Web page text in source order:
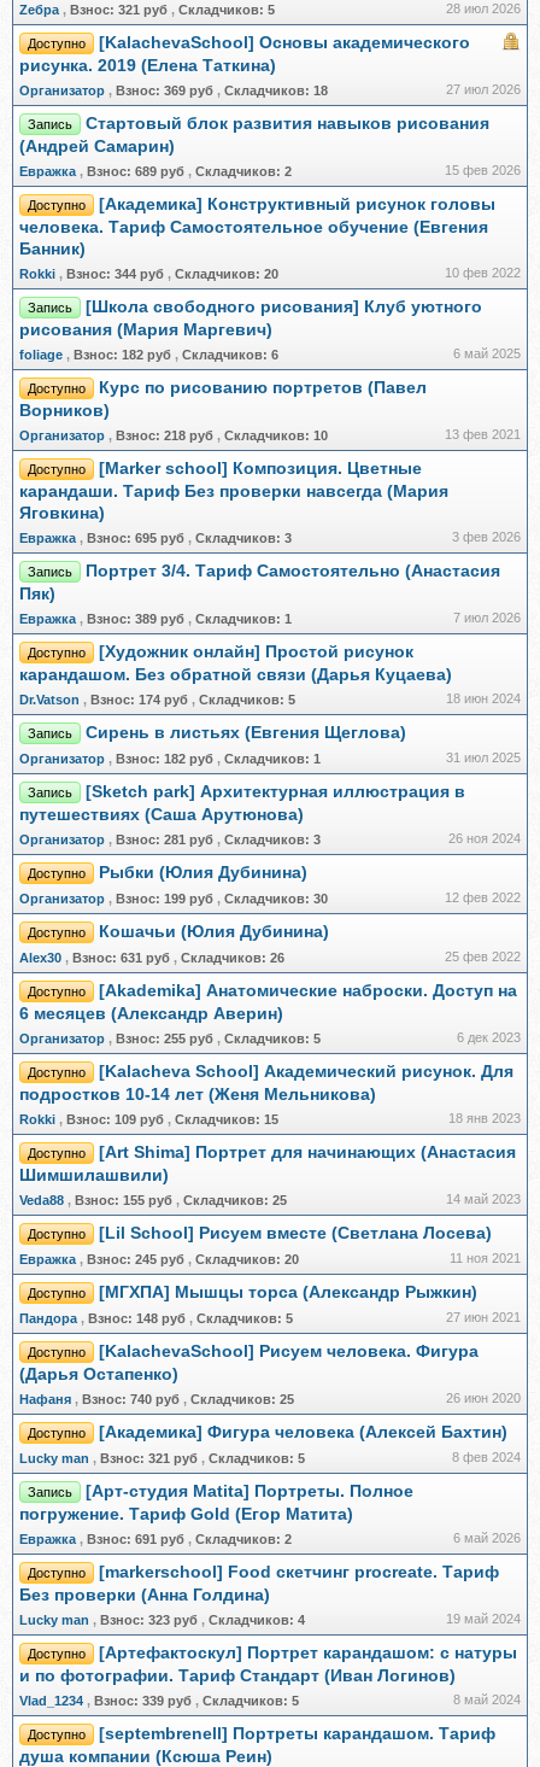
Zебра , Взнос: 321 руб , Складчиков: 5 28 июл 2026
Доступно
[KalachevaSchool] Основы академического
рисунка. 2019 (Елена Таткина)
Организатор , Взнос: 369 руб , Складчиков: 18 27 июл 2026
Запись
Стартовый блок развития навыков рисования
(Андрей Самарин)
Евражкa , Взнос: 689 руб , Складчиков: 2 15 фев 2026
Доступно
[Академика] Конструктивный рисунок головы
человека. Тариф Самостоятельное обучение (Евгения
Банник)
Rokki , Взнос: 344 руб , Складчиков: 20 10 фев 2022
Запись
[Школа свободного рисования] Клуб уютного
рисования (Мария Маргевич)
foliage , Взнос: 182 руб , Складчиков: 6 6 май 2025
Доступно
Курс по рисованию портретов (Павел
Ворников)
Организатор , Взнос: 218 руб , Складчиков: 10 13 фев 2021
Доступно
[Marker school] Композиция. Цветные
карандаши. Тариф Без проверки навсегда (Мария
Яговкина)
Евражкa , Взнос: 695 руб , Складчиков: 3 3 фев 2026
Запись
Портрет 3/4. Тариф Самостоятельно (Анастасия
Пяк)
Евражкa , Взнос: 389 руб , Складчиков: 1 7 июл 2026
Доступно
[Художник онлайн] Простой рисунок
карандашом. Без обратной связи (Дарья Куцаева)
Dr.Vatson , Взнос: 174 руб , Складчиков: 5 18 июн 2024
Запись Сирень в листьях (Евгения Щеглова)
Организатор , Взнос: 182 руб , Складчиков: 1 31 июл 2025
Запись
[Sketch park] Архитектурная иллюстрация в
путешествиях (Саша Арутюнова)
Организатор , Взнос: 281 руб , Складчиков: 3 26 ноя 2024
Доступно Рыбки (Юлия Дубинина)
Организатор , Взнос: 199 руб , Складчиков: 30 12 фев 2022
Доступно Кошачьи (Юлия Дубинина)
Alex30 , Взнос: 631 руб , Складчиков: 26 25 фев 2022
Доступно
[Akademika] Анатомические наброски. Доступ на
6 месяцев (Александр Аверин)
Организатор , Взнос: 255 руб , Складчиков: 5 6 дек 2023
Доступно
[Kalacheva School] Академический рисунок. Для
подростков 10-14 лет (Женя Мельникова)
Rokki , Взнос: 109 руб , Складчиков: 15 18 янв 2023
Доступно
[Art Shima] Портрет для начинающих (Анастасия
Шимшилашвили)
Veda88 , Взнос: 155 руб , Складчиков: 25 14 май 2023
Доступно [Lil School] Рисуем вместе (Светлана Лосева)
Евражкa , Взнос: 245 руб , Складчиков: 20 11 ноя 2021
Доступно [МГХПА] Мышцы торса (Александр Рыжкин)
Пандора , Взнос: 148 руб , Складчиков: 5 27 июн 2021
Доступно
[KalachevaSchool] Рисуем человека. Фигура
(Дарья Остапенко)
Нафаня , Взнос: 740 руб , Складчиков: 25 26 июн 2020
Доступно [Академика] Фигура человека (Алексей Бахтин)
Lucky man , Взнос: 321 руб , Складчиков: 5 8 фев 2024
Запись
[Арт-студия Matita] Портреты. Полное
погружение. Тариф Gold (Егор Матита)
Евражкa , Взнос: 691 руб , Складчиков: 2 6 май 2026
Доступно
[markerschool] Food скетчинг procreate. Тариф
Без проверки (Анна Голдина)
Lucky man , Взнос: 323 руб , Складчиков: 4 19 май 2024
Доступно
[Артефактоскул] Портрет карандашом: с натуры
и по фотографии. Тариф Стандарт (Иван Логинов)
Vlad_1234 , Взнос: 339 руб , Складчиков: 5 8 май 2024
Доступно
[septembrenell] Портреты карандашом. Тариф
душа компании (Ксюша Реин)